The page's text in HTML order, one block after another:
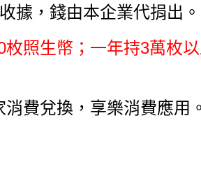
據，錢由本企業代捐出。
照生幣；一年持3萬枚
費兌換，享樂消費應用。